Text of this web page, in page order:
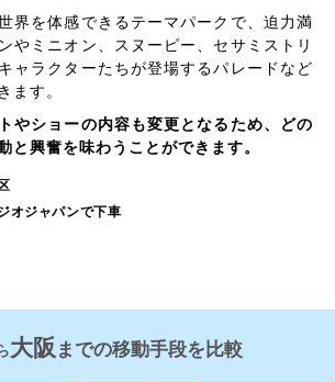
界を体感できるテーマパークで、迫力満
やミニオン、スヌーピー、セサミストリ
ャラクターたちが登場するパレードなど
ます。
やショーの内容も変更となるため、どの
と興奮を味わうことができます。
オジャパンで下車
大阪 までの移動手段を比較